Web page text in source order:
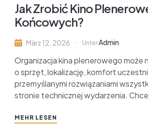
Jak Zrobić Kino
Końcowych?
März 12, 2026 UnterAdmin
Organizacja kina plenerowego
o sprzęt, lokalizację, komfort
przemyślanymi rozwiązaniami
stronie technicznej wydarzenia.
MEHR LESEN